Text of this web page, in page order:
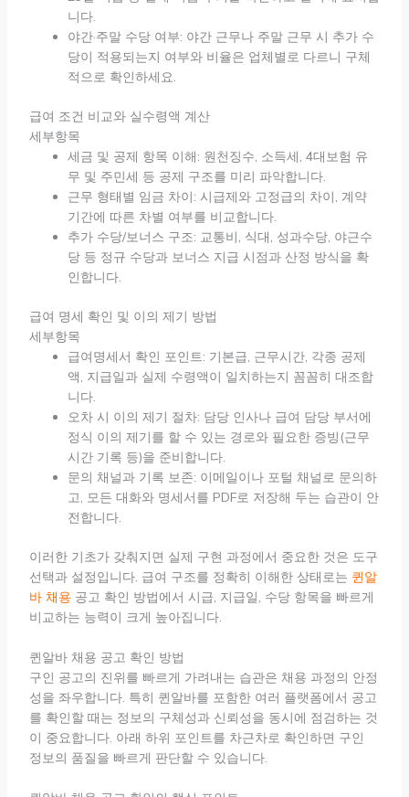
니다.
야간·주말 수당 여부: 야간 근무나 주말 근무 시 추가 수
당이 적용되는지 여부와 비율은 업체별로 다르니 구체
적으로 확인하세요.
급여 조건 비교와 실수령액 계산
세부항목
세금 및 공제 항목 이해: 원천징수, 소득세, 4대보험 유
무 및 주민세 등 공제 구조를 미리 파악합니다.
근무 형태별 임금 차이: 시급제와 고정급의 차이, 계약
기간에 따른 차별 여부를 비교합니다.
추가 수당/보너스 구조: 교통비, 식대, 성과수당, 야근수
당 등 정규 수당과 보너스 지급 시점과 산정 방식을 확
인합니다.
급여 명세 확인 및 이의 제기 방법
세부항목
급여명세서 확인 포인트: 기본급, 근무시간, 각종 공제
액, 지급일과 실제 수령액이 일치하는지 꼼꼼히 대조합
니다.
오차 시 이의 제기 절차: 담당 인사나 급여 담당 부서에
정식 이의 제기를 할 수 있는 경로와 필요한 증빙(근무
시간 기록 등)을 준비합니다.
문의 채널과 기록 보존: 이메일이나 포털 채널로 문의하
고, 모든 대화와 명세서를 PDF로 저장해 두는 습관이 안
전합니다.
이러한 기초가 갖춰지면 실제 구현 과정에서 중요한 것은 도구
선택과 설정입니다. 급여 구조를 정확히 이해한 상태로는 퀸알
바 채용 공고 확인 방법에서 시급, 지급일, 수당 항목을 빠르게
비교하는 능력이 크게 높아집니다.
퀸알바 채용 공고 확인 방법
구인 공고의 진위를 빠르게 가려내는 습관은 채용 과정의 안정
성을 좌우합니다. 특히 퀸알바를 포함한 여러 플랫폼에서 공고
를 확인할 때는 정보의 구체성과 신뢰성을 동시에 점검하는 것
이 중요합니다. 아래 하위 포인트를 차근차로 확인하면 구인
정보의 품질을 빠르게 판단할 수 있습니다.